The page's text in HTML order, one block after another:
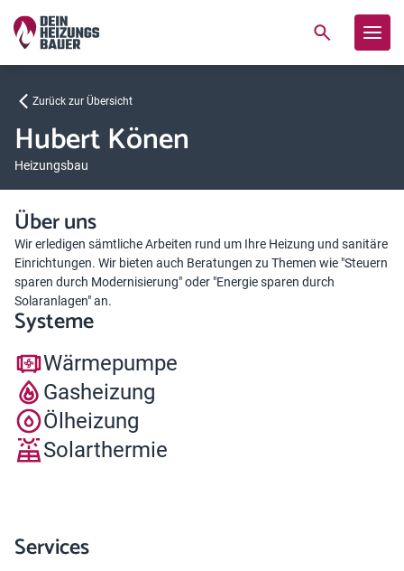
Zurück zur Übersicht
Hubert Könen
Heizungsbau
Über uns
Wir erledigen sämtliche Arbeiten rund um Ihre Heizung und sanitäre
Einrichtungen. Wir bieten auch Beratungen zu Themen wie "Steuern
sparen durch Modernisierung" oder "Energie sparen durch
Solaranlagen" an.
Systeme
Wärmepumpe
Gasheizung
Ölheizung
Solarthermie
Services